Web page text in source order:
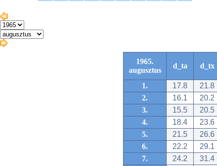
1965.
augusztus
d_ta d_tx
1. 17.8
21.8
2.
16.1
20.2
3.
15.5
20.5
4.
18.4
23.6
5.
21.5
26.6
6.
22.2
29.1
7.
24.2
31.4